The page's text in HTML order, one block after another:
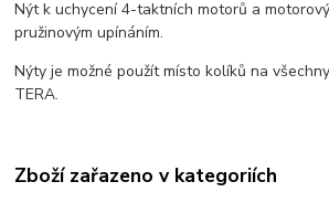
Nýt k uchycení 4-taktních motorů a
pružinovým upínáním.
Nýty je možné použít místo kolíků na
TERA.
Zboží zařazeno v kategoriích